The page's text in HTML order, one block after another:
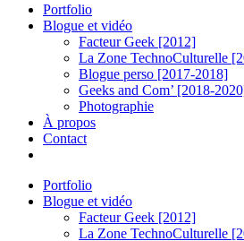
Menu
Portfolio
Blogue et vidéo
Facteur Geek [2012]
La Zone TechnoCulturelle
Blogue perso [2017-2018]
Geeks and Com’ [2018-
Photographie
À propos
Contact
Portfolio
Blogue et vidéo
Facteur Geek [2012]
La Zone TechnoCulturelle